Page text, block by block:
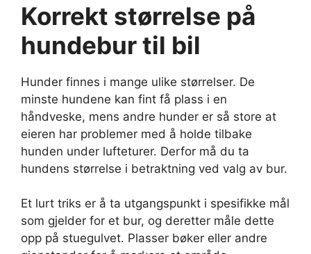
Korrekt størrelse på
hundebur til bil
Hunder finnes i mange ulike størrelser. De
minste hundene kan fint få plass i en
håndveske, mens andre hunder er så store at
eieren har problemer med å holde tilbake
hunden under lufteturer. Derfor må du ta
hundens størrelse i betraktning ved valg av bur.
Et lurt triks er å ta utgangspunkt i spesifikke mål
som gjelder for et bur, og deretter måle dette
opp på stuegulvet. Plasser bøker eller andre